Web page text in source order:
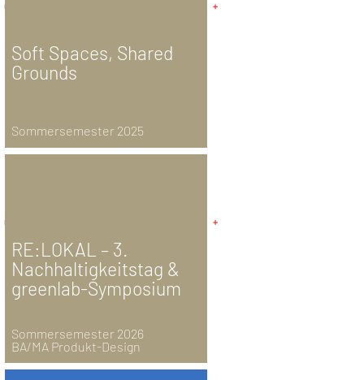
Soft Spaces, Shared
Grounds
Sommersemester 2025
RE:LOKAL – 3.
Nachhaltigkeitstag &
greenlab-Symposium
Sommersemester 2026
BA/MA Produkt-Design